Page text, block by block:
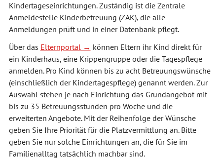
Kindertageseinrichtungen. Zuständig ist die Zentrale
Anmeldestelle Kinderbetreuung (ZAK), die alle
Anmeldungen prüft und in einer Datenbank pflegt.
Über das Elternportal
können Eltern ihr Kind direkt für
ein Kinderhaus, eine Krippengruppe oder die Tagespflege
anmelden. Pro Kind können bis zu acht Betreuungswünsche
(einschließlich der Kindertagespflege) genannt werden. Zur
Auswahl stehen je nach Einrichtung das Grundangebot mit
bis zu 35 Betreuungsstunden pro Woche und die
erweiterten Angebote. Mit der Reihenfolge der Wünsche
geben Sie Ihre Priorität für die Platzvermittlung an. Bitte
geben Sie nur solche Einrichtungen an, die für Sie im
Familienalltag tatsächlich machbar sind.